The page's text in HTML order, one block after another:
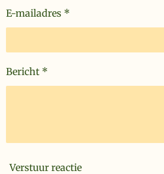
E-mailadres *
Bericht *
Verstuur reactie